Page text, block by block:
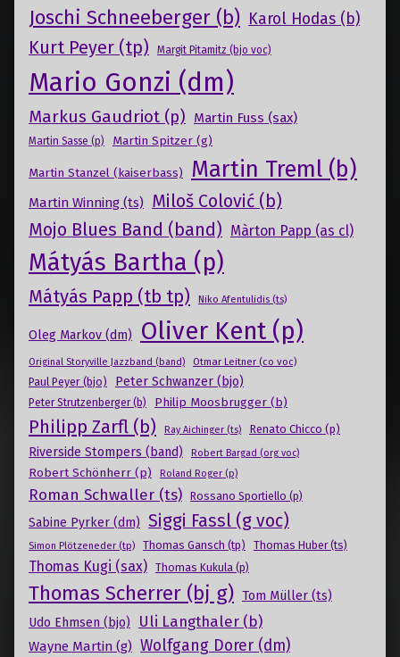
Joschi Schneeberger (b) Karol Hodas (b)
Kurt Peyer (tp) Margit Pitamitz (bjo voc)
Mario Gonzi (dm)
Markus Gaudriot (p) Martin Fuss (sax)
Martin Sasse (p) Martin Spitzer (g)
Martin Stanzel (kaiserbass) Martin Treml (b)
Martin Winning (ts) Miloš Colović (b)
Mojo Blues Band (band) Màrton Papp (as cl)
Mátyás Bartha (p)
Mátyás Papp (tb tp) Niko Afentulidis (ts)
Oleg Markov (dm) Oliver Kent (p)
Original Storyville Jazzband (band) Otmar Leitner (co voc)
Paul Peyer (bjo) Peter Schwanzer (bjo)
Peter Strutzenberger (b) Philip Moosbrugger (b)
Philipp Zarfl (b) Ray Aichinger (ts) Renato Chicco (p)
Riverside Stompers (band) Robert Bargad (org voc)
Robert Schönherr (p) Roland Roger (p)
Roman Schwaller (ts) Rossano Sportiello (p)
Sabine Pyrker (dm) Siggi Fassl (g voc)
Simon Plötzeneder (tp) Thomas Gansch (tp) Thomas Huber (ts)
Thomas Kugi (sax) Thomas Kukula (p)
Thomas Scherrer (bj g) Tom Müller (ts)
Udo Ehmsen (bjo)
Uli Langthaler (b)
Wayne Martin (g) Wolfgang Dorer (dm)